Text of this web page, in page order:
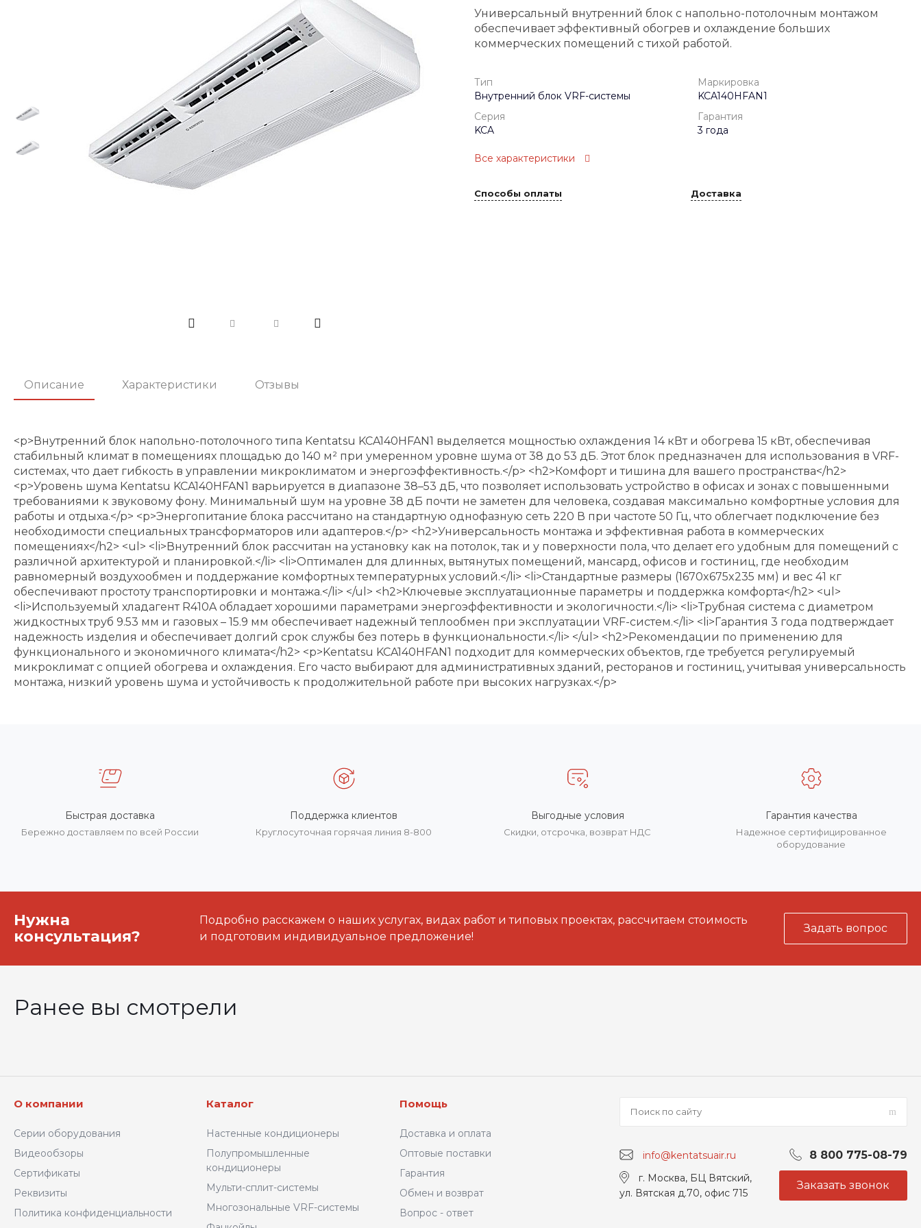
Универсальный внутренний блок с напольно-потолочным монтажом
обеспечивает эффективный обогрев и охлаждение больших
коммерческих помещений с тихой работой.
Тип
Внутренний блок VRF-системы
Маркировка
KCA140HFAN1
Серия
KCA
Гарантия
3 года
Все характеристики
Способы оплаты Доставка
Описание Характеристики Отзывы
<p>Внутренний блок напольно-потолочного типа Kentatsu KCA140HFAN1 выделяется мощностью охлаждения 14 кВт и обогрева 15 кВт, обеспечивая
стабильный климат в помещениях площадью до 140 м² при умеренном уровне шума от 38 до 53 дБ. Этот блок предназначен для использования в VRF-
системах, что дает гибкость в управлении микроклиматом и энергоэффективность.</p> <h2>Комфорт и тишина для вашего пространства</h2>
<p>Уровень шума Kentatsu KCA140HFAN1 варьируется в диапазоне 38–53 дБ, что позволяет использовать устройство в офисах и зонах с повышенными
требованиями к звуковому фону. Минимальный шум на уровне 38 дБ почти не заметен для человека, создавая максимально комфортные условия для
работы и отдыха.</p> <p>Энергопитание блока рассчитано на стандартную однофазную сеть 220 В при частоте 50 Гц, что облегчает подключение без
необходимости специальных трансформаторов или адаптеров.</p> <h2>Универсальность монтажа и эффективная работа в коммерческих
помещениях</h2> <ul> <li>Внутренний блок рассчитан на установку как на потолок, так и у поверхности пола, что делает его удобным для помещений с
различной архитектурой и планировкой.</li> <li>Оптимален для длинных, вытянутых помещений, мансард, офисов и гостиниц, где необходим
равномерный воздухообмен и поддержание комфортных температурных условий.</li> <li>Стандартные размеры (1670x675x235 мм) и вес 41 кг
обеспечивают простоту транспортировки и монтажа.</li> </ul> <h2>Ключевые эксплуатационные параметры и поддержка комфорта</h2> <ul>
<li>Используемый хладагент R410A обладает хорошими параметрами энергоэффективности и экологичности.</li> <li>Трубная система с диаметром
жидкостных труб 9.53 мм и газовых – 15.9 мм обеспечивает надежный теплообмен при эксплуатации VRF-систем.</li> <li>Гарантия 3 года подтверждает
надежность изделия и обеспечивает долгий срок службы без потерь в функциональности.</li> </ul> <h2>Рекомендации по применению для
функционального и экономичного климата</h2> <p>Kentatsu KCA140HFAN1 подходит для коммерческих объектов, где требуется регулируемый
микроклимат с опцией обогрева и охлаждения. Его часто выбирают для административных зданий, ресторанов и гостиниц, учитывая универсальность
монтажа, низкий уровень шума и устойчивость к продолжительной работе при высоких нагрузках.</p>
Быстрая доставка
Бережно доставляем по всей России
Поддержка клиентов
Круглосуточная горячая линия 8-800
Выгодные условия
Скидки, отсрочка, возврат НДС
Гарантия качества
Надежное сертифицированное
оборудование
Нужна
консультация?
Подробно расскажем о наших услугах, видах работ и типовых проектах, рассчитаем стоимость
и подготовим индивидуальное предложение!
Задать вопрос
Ранее вы смотрели
О компании
Серии оборудования
Видеообзоры
Сертификаты
Реквизиты
Политика конфиденциальности
Каталог
Настенные кондиционеры
Полупромышленные
кондиционеры
Мульти-сплит-системы
Многозональные VRF-системы
Помощь
Доставка и оплата
Оптовые поставки
Гарантия
Обмен и возврат
Вопрос - ответ
info@kentatsuair.ru 8 800 775-08-79
г. Москва, БЦ Вятский,
ул. Вятская д.70, офис 715
Заказать звонок